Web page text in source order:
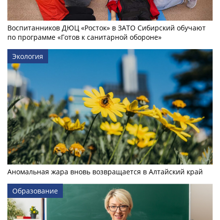
Воспитанников ДЮЦ «Росток» в ЗАТО Сибирский обучают
по программе «Готов к санитарной обороне»
Экология
Аномальная жара вновь возвращается в Алтайский край
Образование